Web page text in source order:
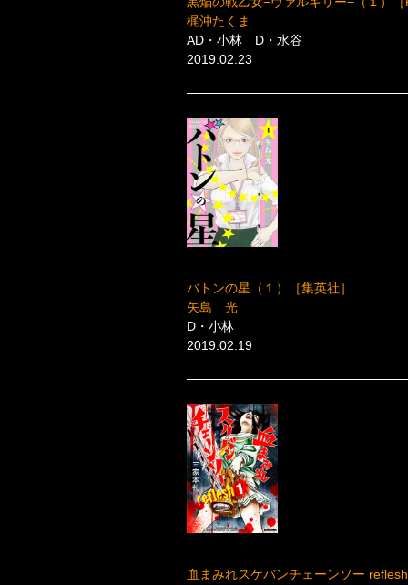
梶沖たくま
AD・小林 D・水谷
2019.02.23
バトンの星（１）［集英社］
矢島 光
D・小林
2019.02.19
血まみれスケバンチェーンソー